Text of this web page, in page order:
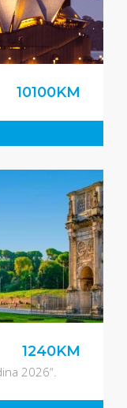
10100KM
1240KM
2026“.